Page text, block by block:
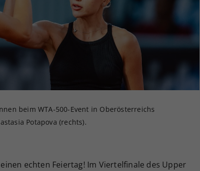
beim WTA-500-Event in Oberösterreichs
Potapova (rechts).
echten Feiertag! Im Viertelfinale des Upper
Ihrer vorgenommen Einstellungen, falls der
Webseiten-Betreiber dies eingestellt hat.